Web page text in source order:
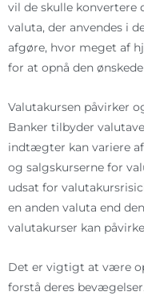
vil de skulle konvertere
valuta, der anvendes i
afgøre, hvor meget af
for at opnå den
Valutakursen påvirker
Banker tilbyder
indtægter kan variere
og salgskurserne for
udsat for
en anden valuta end
valutakurser kan
Det er vigtigt at være
forstå deres